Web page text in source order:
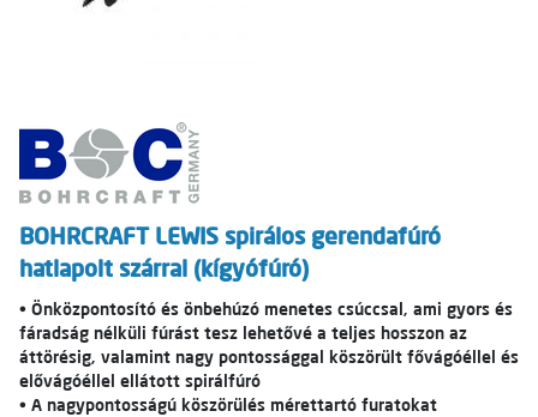
BOHRCRAFT LEWIS spirálos gerendafúró
hatlapolt szárral (kígyófúró)
• Önközpontosító és önbehúzó menetes csúccsal, ami gyors és
fáradság nélküli fúrást tesz lehetővé a teljes hosszon az
áttörésig, valamint nagy pontossággal köszörült fővágóéllel és
elővágóéllel ellátott spirálfúró
• A nagypontosságú köszörülés mérettartó furatokat